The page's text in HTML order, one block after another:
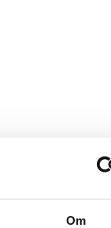
Om